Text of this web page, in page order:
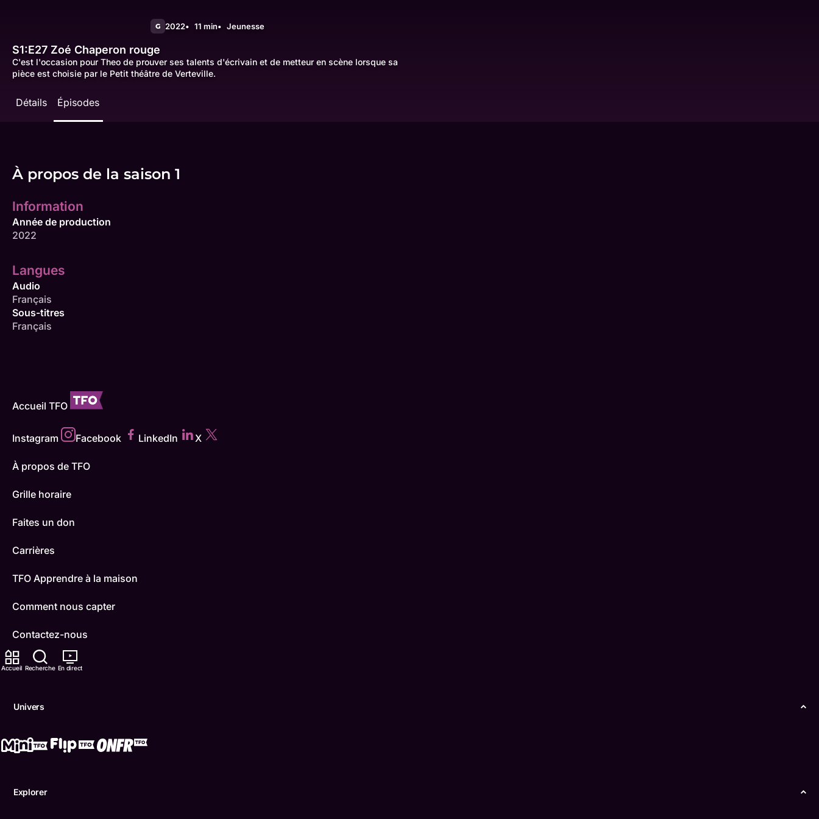
Accueil Recherche En direct
Univers
Explorer
G 2022 11 min Jeunesse
S1:E27 Zoé Chaperon rouge
C'est l'occasion pour Theo de prouver ses talents d'écrivain et de metteur en scène lorsque sa
pièce est choisie par le Petit théâtre de Verteville.
Détails Épisodes
À propos de la saison 1
Information
Année de production
2022
Langues
Audio
Français
Sous-titres
Français
Accueil TFO
Instagram Facebook LinkedIn X
À propos de TFO
Grille horaire
Faites un don
Carrières
TFO Apprendre à la maison
Comment nous capter
Contactez-nous
ONFR
Conditions d'utilisation